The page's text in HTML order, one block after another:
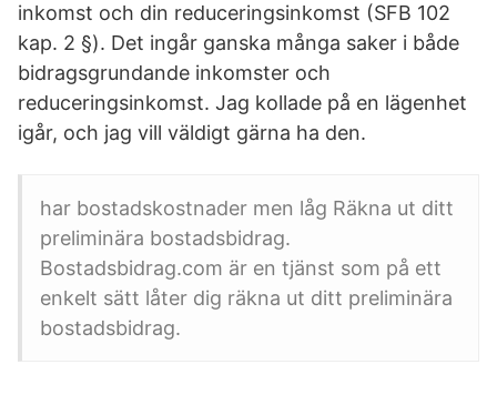
inkomst och din reduceringsinkomst (SFB 102
kap. 2 §). Det ingår ganska många saker i både
bidragsgrundande inkomster och
reduceringsinkomst. Jag kollade på en lägenhet
igår, och jag vill väldigt gärna ha den.
har bostadskostnader men låg Räkna ut ditt
preliminära bostadsbidrag.
Bostadsbidrag.com är en tjänst som på ett
enkelt sätt låter dig räkna ut ditt preliminära
bostadsbidrag.